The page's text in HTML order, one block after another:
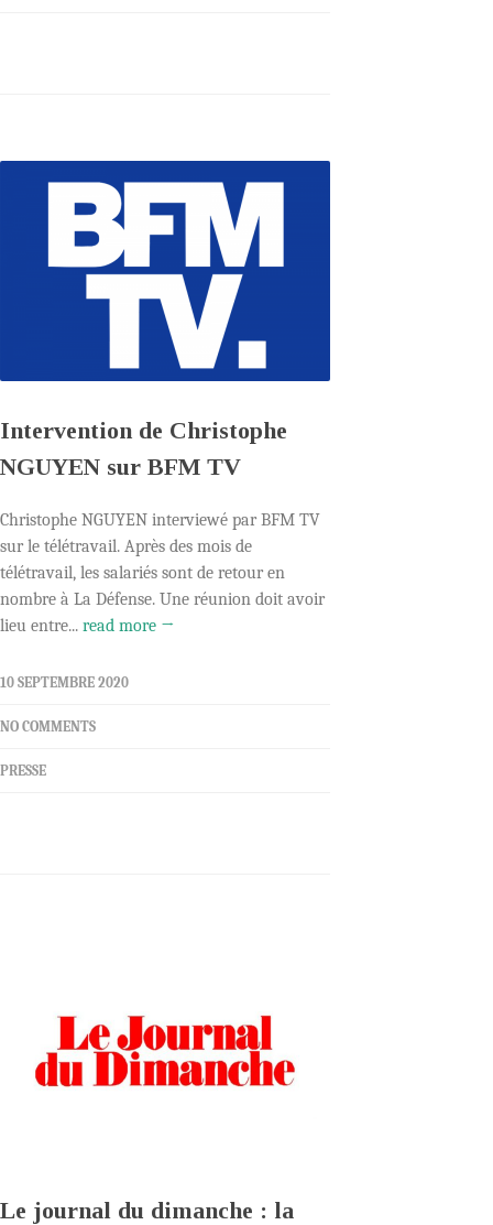
Intervention de Christophe
NGUYEN sur BFM TV
Christophe NGUYEN interviewé par BFM TV
sur le télétravail. Après des mois de
télétravail, les salariés sont de retour en
nombre à La Défense. Une réunion doit avoir
lieu entre... read more →
10 SEPTEMBRE 2020
NO COMMENTS
PRESSE
Le journal du dimanche : la